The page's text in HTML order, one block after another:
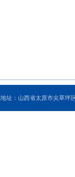
址：山西省太原市尖草坪